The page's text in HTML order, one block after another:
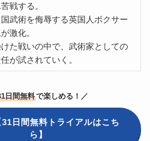
戦する。
武術を侮辱する英国人ボクサー
激化。
た戦いの中で、武術家としての
が試されていく。
日間無料で楽しめる！／
日間無料トライアルはこち
ら】